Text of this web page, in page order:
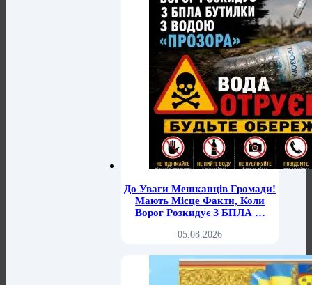
До Уваги Мешканців Громади!
Мають Місце Факти, Коли
Ворог Розкидує З БПЛА …
05.08.2026